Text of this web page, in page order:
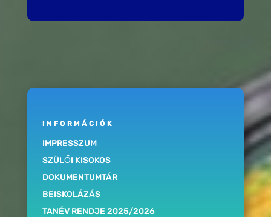
INFORMÁCIÓK
IMPRESSZUM
SZÜLŐI KISOKOS
DOKUMENTUMTÁR
BEISKOLÁZÁS
TANÉV RENDJE 2025/2026